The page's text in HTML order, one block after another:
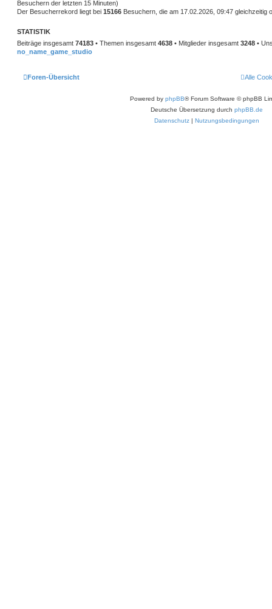
Besuchern der letzten 15 Minuten)
Der Besucherrekord liegt bei 15166 Besuchern, die am 17.02.2026, 09:47 gleichzeitig
STATISTIK
Beiträge insgesamt 74183 • Themen insgesamt 4638 • Mitglieder insgesamt 3248 •
no_name_game_studio
Foren-Übersicht Alle
Powered by phpBB® Forum Software © phpBB
Deutsche Übersetzung durch phpBB.de
Datenschutz | Nutzungsbedingungen